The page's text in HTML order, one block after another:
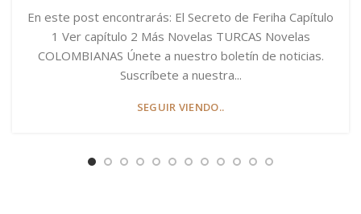
En este post encontrarás: El Secreto de Feriha Capítulo
1 Ver capítulo 2 Más Novelas TURCAS Novelas
COLOMBIANAS Únete a nuestro boletín de noticias.
Suscríbete a nuestra...
SEGUIR VIENDO..